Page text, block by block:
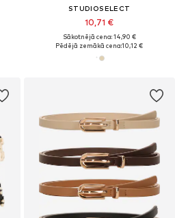
STUDIOSELECT
10,71 €
Sākotnējā cena: 14,90 €
Pēdējā zemākā cena:10,12 €